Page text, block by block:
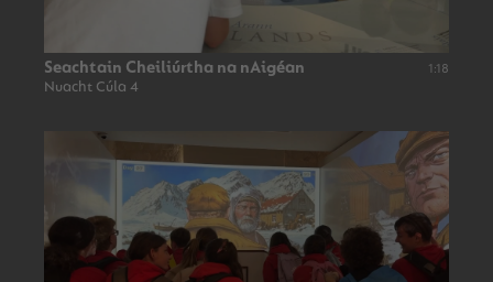
Seachtain Cheiliúrtha na nAigéan
Nuacht Cúla 4
1:18